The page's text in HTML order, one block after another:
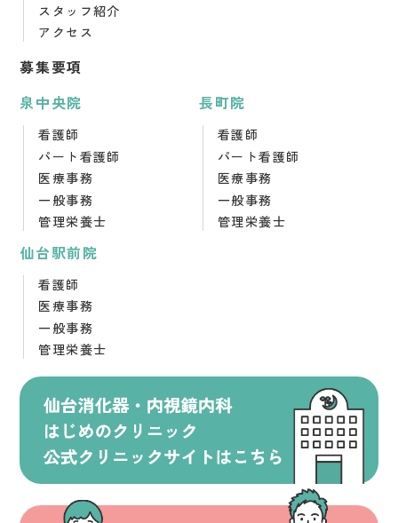
スタッフ紹介
アクセス
募集要項
泉中央院
看護師
パート看護師
医療事務
一般事務
管理栄養士
長町院
看護師
パート看護師
医療事務
一般事務
管理栄養士
仙台駅前院
看護師
医療事務
一般事務
管理栄養士